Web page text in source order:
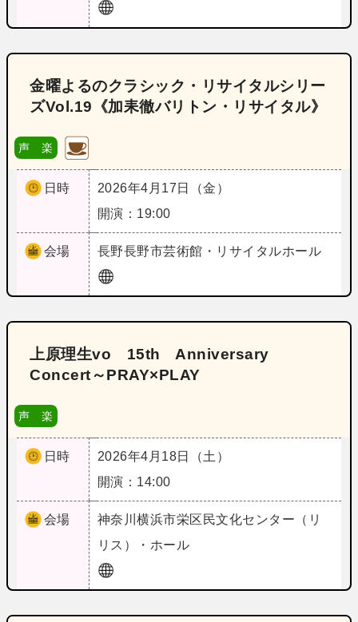
金曜よるのクラシック・リサイタルシリー
ズVol.19《加耒徹バリトン・リサイタル》
声 楽
日時
2026年4月17日（金）
開演：19:00
会場 長野長野市芸術館・リサイタルホール
上原理生vo 15th Anniversary
Concert～PRAY×PLAY
声 楽
日時
2026年4月18日（土）
開演：14:00
会場 神奈川横浜市栄区民文化センター（リ
リス）・ホール